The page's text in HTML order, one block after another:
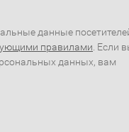
данные
правилами . Если
данных, вам